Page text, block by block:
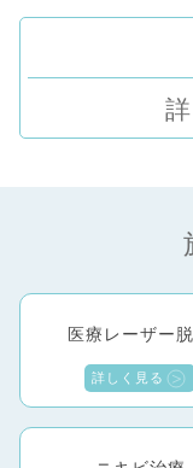
医療レーザー
詳しく見る